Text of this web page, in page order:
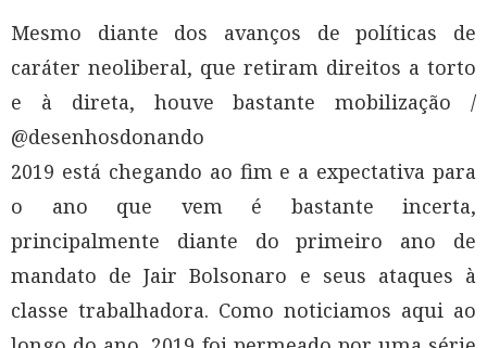
Mesmo diante dos avanços de políticas de
caráter neoliberal, que retiram direitos a torto
e à direta, houve bastante mobilização /
@desenhosdonando
2019 está chegando ao fim e a expectativa para
o ano que vem é bastante incerta,
principalmente diante do primeiro ano de
mandato de Jair Bolsonaro e seus ataques à
classe trabalhadora. Como noticiamos aqui ao